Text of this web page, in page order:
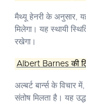
मैथ्यू हेनरी के अनुसार,
मिलेगा। यह स्थायी
रखेगा।
Albert Barnes की
अल्बर्ट बार्न्स के विचार
संतोष मिलता है। यह